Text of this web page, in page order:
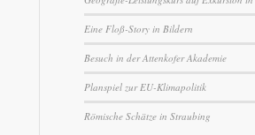
Eine Floß-Story in Bildern
Besuch in der Attenkofer Akademie
Planspiel zur EU-Klimapolitik
Römische Schätze in Straubing